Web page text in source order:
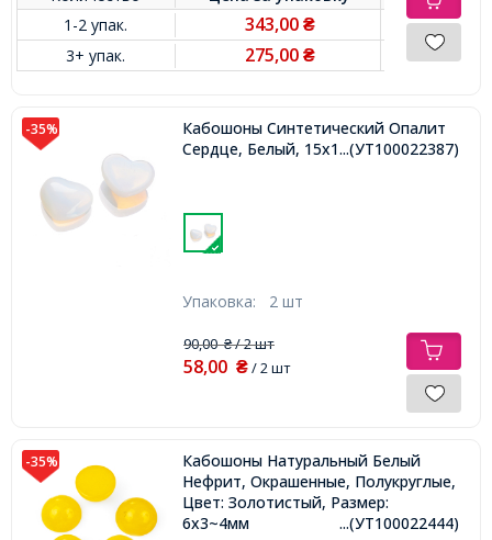
1-2 упак.
343,00 ₴
3+ упак. 275,00 ₴
-35%
Кабошоны Синтетический Опалит
Сердце, Белый, 15х18х6мм,...(УТ100022387)
Упаковка: 2 шт
90,00₴/ 2 шт
58,00 ₴/ 2 шт
-35%
Кабошоны Натуральный Белый
Нефрит, Окрашенные, Полукруглые,
Цвет: Золотистый, Размер:
6x3~4мм
...(УТ100022444)